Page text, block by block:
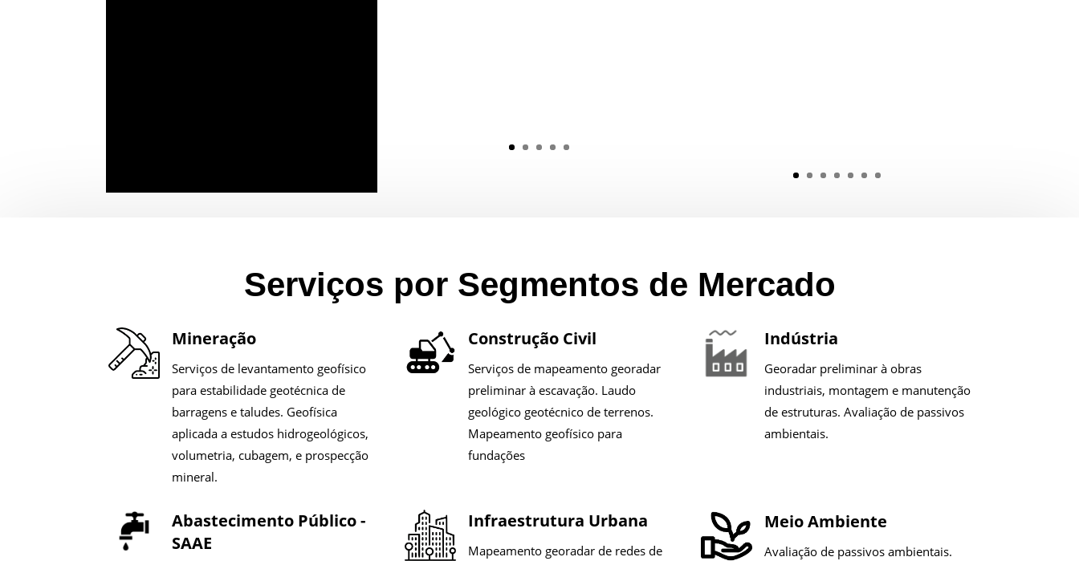
Serviços por Segmentos de Mercado
Mineração
Serviços de levantamento geofísico
para estabilidade geotécnica de
barragens e taludes. Geofísica
aplicada a estudos hidrogeológicos,
volumetria, cubagem, e prospecção
mineral.
Construção Civil
Serviços de mapeamento georadar
preliminar à escavação. Laudo
geológico geotécnico de terrenos.
Mapeamento geofísico para
fundações
Indústria
Georadar preliminar à obras
industriais, montagem e manutenção
de estruturas. Avaliação de passivos
ambientais.
Abastecimento Público -
SAAE
Infraestrutura Urbana
Mapeamento georadar de redes de
Meio Ambiente
Avaliação de passivos ambientais.